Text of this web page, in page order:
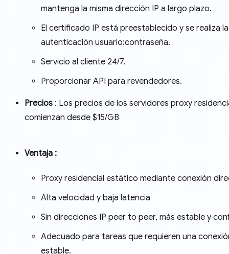
mantenga la misma dirección IP a largo plazo.
El certificado IP está preestablecido y se realiza la
autenticación usuario:contraseña.
Servicio al cliente 24/7.
Proporcionar API para revendedores.
Precios : Los precios de los servidores proxy
comienzan desde $15/GB
Ventaja :
Proxy residencial estático mediante conexión
Alta velocidad y baja latencia
Sin direcciones IP peer to peer, más estable y
Adecuado para tareas que requieren una
estable.